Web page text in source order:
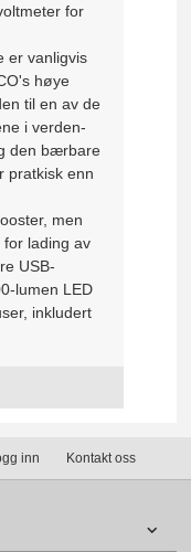
for
er vanligvis
høye
til en av de
i verden-
den bærbare
pratkisk enn
men
lading av
USB-
lumen LED
inkludert
inn Kontakt oss